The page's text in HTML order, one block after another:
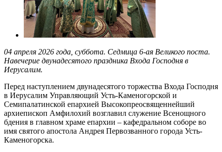
04 апреля 2026 года, суббота. Седмица 6-ая Великого поста.
Навечерие двунадесятого праздника Входа Господня в
Иерусалим.
Перед наступлением двунадесятого торжества Входа Господня
в Иерусалим Управляющий Усть-Каменогорской и
Семипалатинской епархией Высокопреосвященнейший
архиепископ Амфилохий возглавил служение Всенощного
бдения в главном храме епархии – кафедральном соборе во
имя святого апостола Андрея Первозванного города Усть-
Каменогорска.